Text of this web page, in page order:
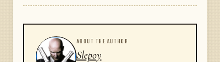
ABOUT THE AUTHOR
Slepoy